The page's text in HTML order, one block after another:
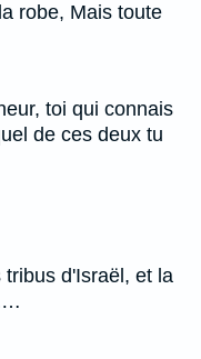
robe, Mais toute
toi qui connais
de ces deux tu
d'Israël, et la